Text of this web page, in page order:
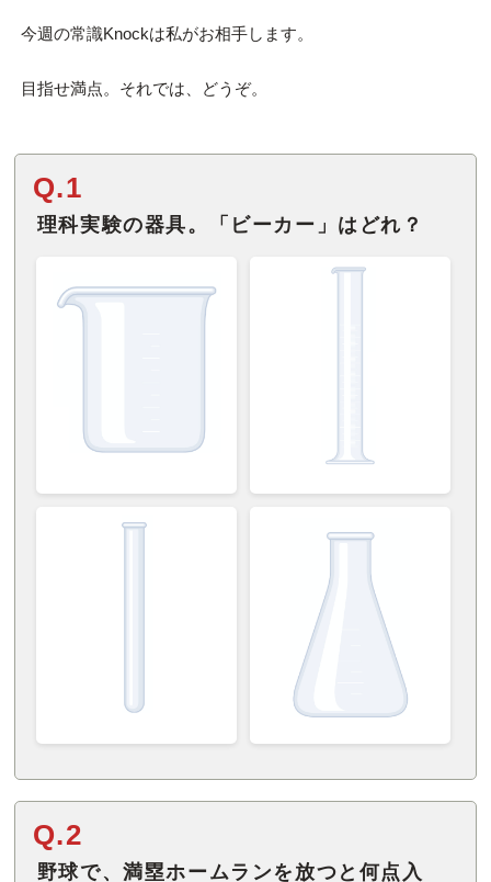
今週の常識Knockは私がお相手します。
目指せ満点。それでは、どうぞ。
Q.1
理科実験の器具。「ビーカー」はどれ？
Q.2
野球で、満塁ホームランを放つと何点入